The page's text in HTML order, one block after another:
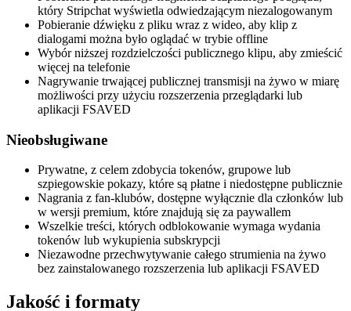
który Stripchat wyświetla odwiedzającym niezalogowanym
Pobieranie dźwięku z pliku wraz z wideo, aby klip z
dialogami można było oglądać w trybie offline
Wybór niższej rozdzielczości publicznego klipu, aby zmieścić
więcej na telefonie
Nagrywanie trwającej publicznej transmisji na żywo w miarę
możliwości przy użyciu rozszerzenia przeglądarki lub
aplikacji FSAVED
Nieobsługiwane
Prywatne, z celem zdobycia tokenów, grupowe lub
szpiegowskie pokazy, które są płatne i niedostępne publicznie
Nagrania z fan-klubów, dostępne wyłącznie dla członków lub
w wersji premium, które znajdują się za paywallem
Wszelkie treści, których odblokowanie wymaga wydania
tokenów lub wykupienia subskrypcji
Niezawodne przechwytywanie całego strumienia na żywo
bez zainstalowanego rozszerzenia lub aplikacji FSAVED
Jakość i formaty